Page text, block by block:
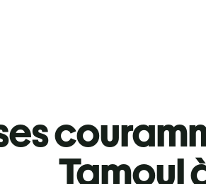
Tamoul